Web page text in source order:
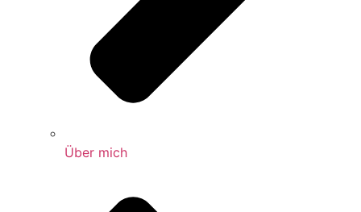
Über mich